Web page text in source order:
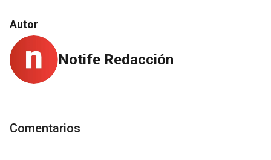
Autor
Notife Redacción
Comentarios